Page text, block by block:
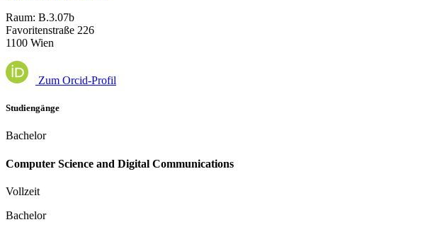
Raum: B.3.07b
Favoritenstraße 226
1100 Wien
Zum Orcid-Profil
Studiengänge
Bachelor
Computer Science and Digital Communications
Vollzeit
Bachelor